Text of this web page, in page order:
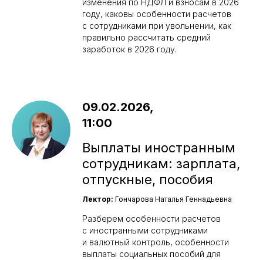
изменения по НДФЛ и взносам в 2026
году, каковы особенности расчетов
с сотрудниками при увольнении, как
правильно рассчитать средний
заработок в 2026 году.
09.02.2026,
11:00
Выплаты иностранным
сотрудникам: зарплата,
отпускные, пособия
Лектор: Гончарова Наталья Геннадьевна
Разберем особенности расчетов
с иностранными сотрудниками
и валютный контроль, особенности
выплаты социальных пособий для